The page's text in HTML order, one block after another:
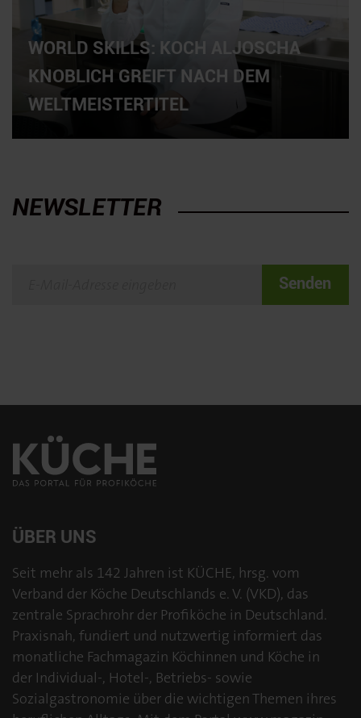
WORLD SKILLS: KOCH ALJOSCHA
KNOBLICH GREIFT NACH DEM
WELTMEISTERTITEL
NEWSLETTER
Senden
ÜBER UNS
Seit mehr als 142 Jahren ist KÜCHE, hrsg. vom
Verband der Köche Deutschlands e. V. (VKD), das
zentrale Sprachrohr der Profiköche in Deutschland.
Praxisnah, fundiert und nutzwertig informiert das
monatliche Fachmagazin Köchinnen und Köche in
der Individual-, Hotel-, Betriebs- sowie
Sozialgastronomie über die wichtigen Themen ihres